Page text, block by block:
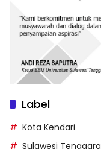
Label
Kota Kendari
Sulawesi Tenggara